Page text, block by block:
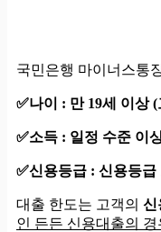
국민은행 마이너스통
✅나이 : 만 19세 이상
✅소득 : 일정 수준 이
✅신용등급 : 신용등
대출 한도는 고객의 신
인 든든 신용대출의